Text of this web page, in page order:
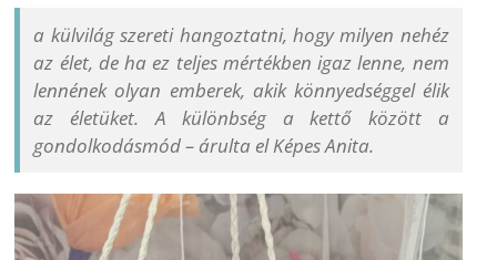
a külvilág szereti hangoztatni, hogy milyen nehéz
az élet, de ha ez teljes mértékben igaz lenne, nem
lennének olyan emberek, akik könnyedséggel élik
az életüket. A különbség a kettő között a
gondolkodásmód – árulta el Képes Anita.